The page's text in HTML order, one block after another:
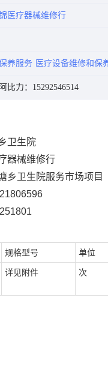
医疗器械维修行
养服务 医疗设备维修和保
比力：15292546514
卫生院
器械维修行
乡卫生院服务市场项目
规格型号 单位
详见附件 次